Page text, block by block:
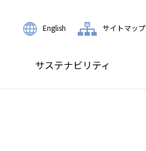
English サイトマップ
サステナビリティ